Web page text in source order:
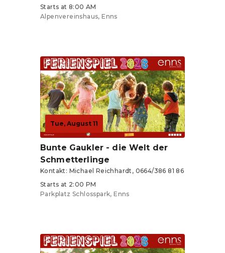
Starts at 8:00 AM
Alpenvereinshaus, Enns
Tue, August 11
Bunte Gaukler - die Welt der
Schmetterlinge
Kontakt: Michael Reichhardt, 0664/386 81 86
Starts at 2:00 PM
Parkplatz Schlosspark, Enns